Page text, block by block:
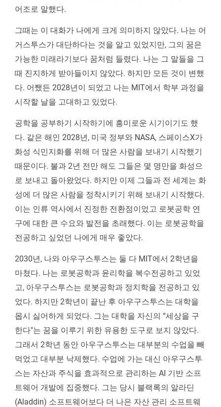
어조로 말했다.
그때는 이 대화가 나에게 크게 의미하지 않았다. 나는 어
거스투스가 대단하다는 것을 알고 있었지만, 그의 꿈은
가능한 미래라기보다 꿈처럼 들렸다. 나는 그 말들을 그
때 진지하게 받아들이지 않았다. 하지만 모든 것이 변했
다. 어쨌든 2028년이 되었고 나는 MIT에서 학부 과정을
시작할 날을 고대하고 있었다.
공학을 공부하기 시작하기에 흥미로운 시기이기도 했
다. 같은 해인 2028년, 미국 정부와 NASA, 스페이스X가
화성 식민지화를 위해 더 많은 사람을 보내기 시작했기
때문이다. 불과 2년 전만 해도 그들은 몇 명만을 화성으
로 보내고 돌아왔었다. 하지만 이제 그들과 전 세계는 화
성에 더 많은 사람을 정착시키기 위해 보내기 시작했다.
이는 인류 역사에서 진정한 전환점이었고 로봇공학 연
구에 대한 큰 수요와 발전을 초래했다. 이는 로봇공학을
전공하고 싶었던 나에게 매우 좋았다.
2030년, 나와 아우구스투스는 둘 다 MIT에서 2학년을
마쳤다. 나는 로봇공학과 윤리학을 복수전공하고 있었
고, 아우구스투스는 로봇공학과 정치학을 전공하고 있
었다. 하지만 2학년이 끝난 후 아우구스투스는 대학을
몹시 싫어하게 되었다. 그는 대학을 자신의 “세상을 구
한다"는 꿈을 이루기 위한 유용한 도구로 보지 않았다.
그래서 2학년 동안 아우구스투스는 대부분의 수업을 빼
먹었고 대부분 낙제했다. 수업에 가는 대신 아우구스투
스는 자산과 주식을 효과적으로 관리하는 AI 기반 소프
트웨어 개발에 집중했다. 그는 당시 블랙록의 알라딘
(Aladdin) 소프트웨어보다 더 나은 자산 관리 소프트웨